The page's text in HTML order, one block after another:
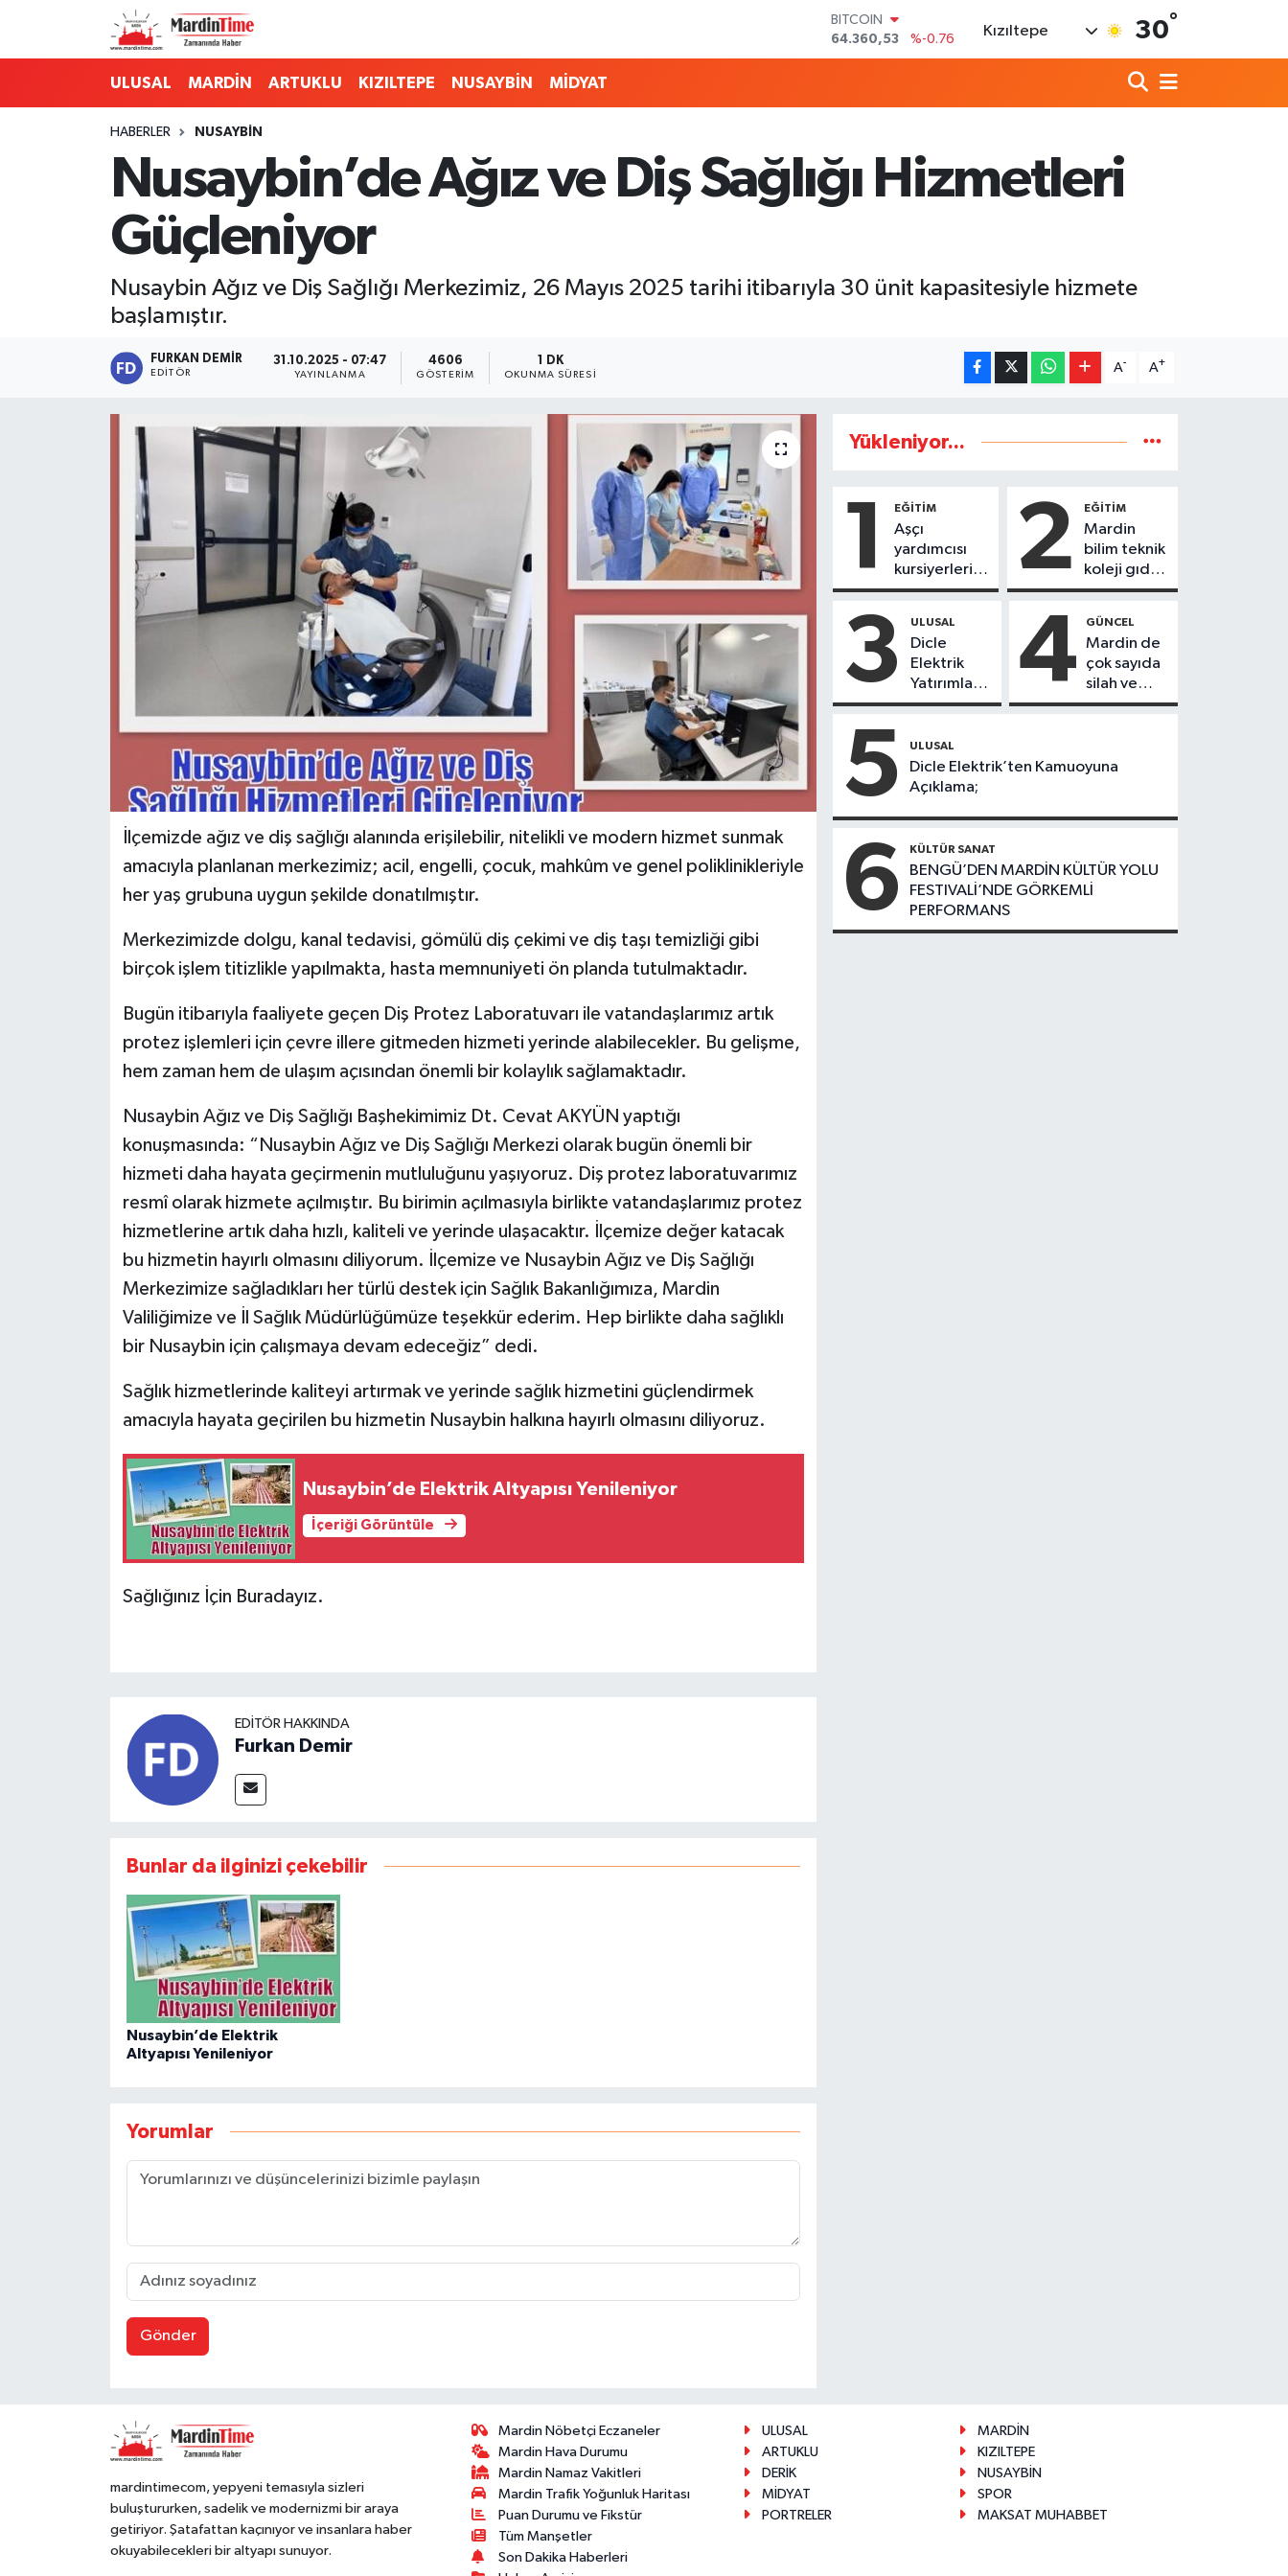
BITCOIN
64.360,53
%-0.76
DOLAR
%0.07
GRAM ALTIN
6574.81
%1.44
BİST100
Kızıltepe 30°
ULUSAL MARDİN ARTUKLU KIZILTEPE NUSAYBİN MİDYAT
HABERLER NUSAYBİN
Nusaybin’de Ağız ve Diş Sağlığı Hizmetleri
Güçleniyor
Nusaybin Ağız ve Diş Sağlığı Merkezimiz, 26 Mayıs 2025 tarihi itibarıyla 30 ünit kapasitesiyle hizmete
başlamıştır.
FURKAN DEMIR
EDITÖR
31.10.2025 - 07:47
YAYINLANMA
4606
GÖSTERIM
1 DK
OKUNMA SÜRESI
A- A+
İlçemizde ağız ve diş sağlığı alanında erişilebilir, nitelikli ve modern hizmet sunmak
amacıyla planlanan merkezimiz; acil, engelli, çocuk, mahkûm ve genel poliklinikleriyle
her yaş grubuna uygun şekilde donatılmıştır.
Merkezimizde dolgu, kanal tedavisi, gömülü diş çekimi ve diş taşı temizliği gibi
birçok işlem titizlikle yapılmakta, hasta memnuniyeti ön planda tutulmaktadır.
Bugün itibarıyla faaliyete geçen Diş Protez Laboratuvarı ile vatandaşlarımız artık
protez işlemleri için çevre illere gitmeden hizmeti yerinde alabilecekler. Bu gelişme,
hem zaman hem de ulaşım açısından önemli bir kolaylık sağlamaktadır.
Nusaybin Ağız ve Diş Sağlığı Başhekimimiz Dt. Cevat AKYÜN yaptığı
konuşmasında: “Nusaybin Ağız ve Diş Sağlığı Merkezi olarak bugün önemli bir
hizmeti daha hayata geçirmenin mutluluğunu yaşıyoruz. Diş protez laboratuvarımız
resmî olarak hizmete açılmıştır. Bu birimin açılmasıyla birlikte vatandaşlarımız protez
hizmetlerine artık daha hızlı, kaliteli ve yerinde ulaşacaktır. İlçemize değer katacak
bu hizmetin hayırlı olmasını diliyorum. İlçemize ve Nusaybin Ağız ve Diş Sağlığı
Merkezimize sağladıkları her türlü destek için Sağlık Bakanlığımıza, Mardin
Valiliğimize ve İl Sağlık Müdürlüğümüze teşekkür ederim. Hep birlikte daha sağlıklı
bir Nusaybin için çalışmaya devam edeceğiz” dedi.
Sağlık hizmetlerinde kaliteyi artırmak ve yerinde sağlık hizmetini güçlendirmek
amacıyla hayata geçirilen bu hizmetin Nusaybin halkına hayırlı olmasını diliyoruz.
Nusaybin’de Elektrik Altyapısı Yenileniyor
İçeriği Görüntüle
Sağlığınız İçin Buradayız.
EDITÖR HAKKINDA
Furkan Demir
Bunlar da ilginizi çekebilir
Nusaybin’de Elektrik
Altyapısı Yenileniyor
Yorumlar
Gönder
Yükleniyor...
1 EĞİTİM
Aşçı
yardımcısı
kursiyerleri
eğitimlerini
tamamladı
2 EĞİTİM
Mardin
bilim teknik
koleji gıda
teknolojisi
ürettikleri
gıda
ürünlerini
satarak
köydeki
desteğinde
3 ULUSAL
Dicle
Elektrik
Yatırımları
Sonuç
Mardin’de
Kayıp
Kaçak
Büyük
Düşüş
4 GÜNCEL
Mardin de
çok sayıda
silah ve
mühimmat
5 ULUSAL
Dicle Elektrik’ten Kamuoyuna
Açıklama;
6 KÜLTÜR SANAT
BENGÜ’DEN MARDİN KÜLTÜR YOLU
FESTIVALİ’NDE GÖRKEMLİ
PERFORMANS
mardintimecom, yepyeni temasıyla sizleri
buluştururken, sadelik ve modernizmi bir araya
getiriyor. Şatafattan kaçınıyor ve insanlara haber
okuyabilecekleri bir altyapı sunuyor.
Mardin Nöbetçi Eczaneler
Mardin Hava Durumu
Mardin Namaz Vakitleri
Mardin Trafik Yoğunluk Haritası
Puan Durumu ve Fikstür
Tüm Manşetler
Son Dakika Haberleri
ULUSAL
MARDİN
ARTUKLU
KIZILTEPE
DERİK
NUSAYBİN
MİDYAT
SPOR
PORTRELER
MAKSAT MUHABBET
Mardin Nöbetçi Eczaneler
Mardin Namaz Vakitleri
Mardin Trafik Yoğunluk Haritası
Süper Lig Puan Durumu ve Fikstür
Tüm Manşetler
Son Dakika Haberleri
Haber Arşivi